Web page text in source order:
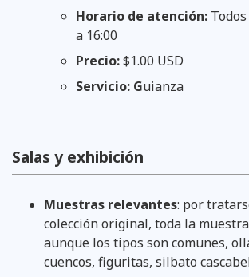
Horario de atención:
a 16:00
Precio:$1.00 USD
Servicio: Guianza
Salas y exhibición
Muestras relevantes: por
colección original, toda la
aunque los tipos son comunes,
cuencos, figuritas, silbato